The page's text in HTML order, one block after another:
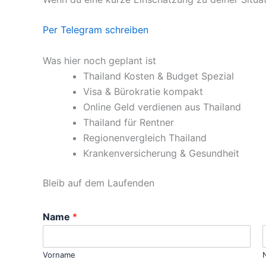
Per Telegram schreiben
Was hier noch geplant ist
Thailand Kosten & Budget Spezial
Visa & Bürokratie kompakt
Online Geld verdienen aus Thailand
Thailand für Rentner
Regionenvergleich Thailand
Krankenversicherung & Gesundheit
Bleib auf dem Laufenden
N
a
e
*
Name *
Vorname